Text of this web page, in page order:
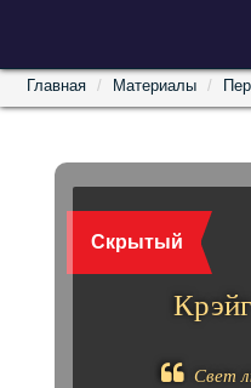
Главная Материалы
Скрытый
Свет